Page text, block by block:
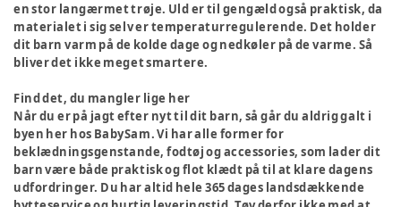
en stor langærmet trøje. Uld er til gengæld også praktisk, da
materialet i sig selv er temperaturregulerende. Det holder
dit barn varm på de kolde dage og nedkøler på de varme. Så
bliver det ikke meget smartere.
Find det, du mangler lige her
Når du er på jagt efter nyt til dit barn, så går du aldrig galt i
byen her hos BabySam. Vi har alle former for
beklædningsgenstande, fodtøj og accessories, som lader dit
barn være både praktisk og flot klædt på til at klare dagens
udfordringer. Du har altid hele 365 dages landsdækkende